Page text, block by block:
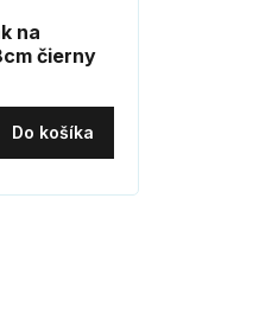
na
čierny
Do košíka